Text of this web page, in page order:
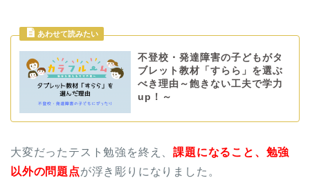
不登校・発達障害の子どもがタ
ブレット教材「すらら」を選ぶ
べき理由～飽きない工夫で学力
up！～
大変だったテスト勉強を終え、課題になること、勉強
以外の問題点が浮き彫りになりました。